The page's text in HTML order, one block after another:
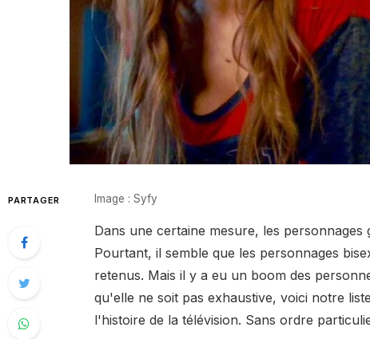
PARTAGER Image : Syfy
Dans une certaine mesure, les
Pourtant, il semble que les personnages
retenus. Mais il y a eu un boom des
qu'elle ne soit pas exhaustive, voici notre
l'histoire de la télévision. Sans ordre